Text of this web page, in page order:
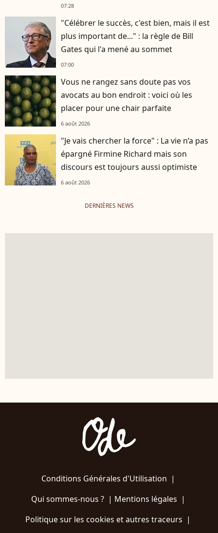
07:28
"Célébrer le succès, c'est bien, mais il est
plus important de..." : la règle de Bill
Gates qui l'a mené au sommet
07:00
Vous ne rangez sans doute pas vos
avocats au bon endroit : voici où les
placer pour une chair parfaite
6 août 2026
"Je vais chercher la force" : La vie n’a pas
épargné Firmine Richard mais son
discours est toujours aussi optimiste
6 août 2026
DERNIÈRES NEWS
Conditions Générales d'Utilisation |
Qui sommes-nous ?| Mentions légales |
Politique sur les cookies et autres traceurs |